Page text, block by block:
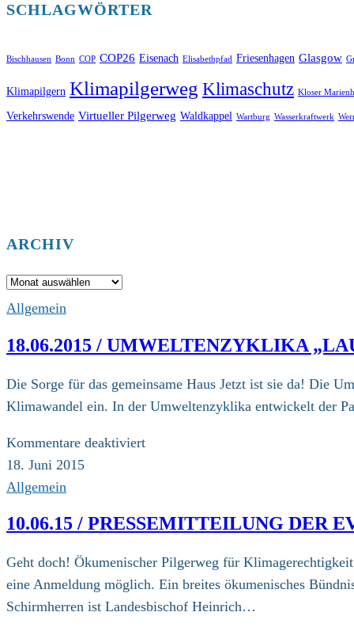
SCHLAGWÖRTER
Bischhausen Bonn COP COP26 Eisenach Elisabethpfad Friesenhagen Glasgow
Klimapilgern Klimapilgerweg Klimaschutz Kloser
Verkehrswende Virtueller Pilgerweg Waldkappel Wartburg Wasserkraftwerk
ARCHIV
Archiv
Allgemein
18.06.2015 / UMWELTENZYKLIKA
Die Sorge für das gemeinsame Haus Jetzt ist sie da! Die
Klimawandel ein. In der Umweltenzyklika entwickelt der
Kommentare deaktiviertfür
„Laudato
18. Juni 2015
Allgemein
10.06.15 / PRESSEMITTEILUNG DER
Geht doch! Ökumenischer Pilgerweg für
eine Anmeldung möglich. Ein breites ökumenisches
Schirmherren ist Landesbischof Heinrich…